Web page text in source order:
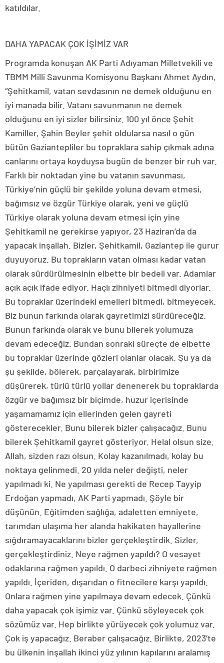
katıldılar.
DAHA YAPACAK ÇOK İŞİMİZ VAR
Programda konuşan AK Parti Adıyaman Milletvekili ve
TBMM Milli Savunma Komisyonu Başkanı Ahmet Aydın,
“Şehitkamil, vatan sevdasının ne demek olduğunu en
iyi manada bilir. Vatanı savunmanın ne demek
olduğunu en iyi sizler bilirsiniz. 100 yıl önce Şehit
Kamiller, Şahin Beyler şehit oldularsa nasıl o gün
bütün Gaziantepliler bu topraklara sahip çıkmak adına
canlarını ortaya koyduysa bugün de benzer bir ruh var.
Farklı bir noktadan yine bu vatanın savunması,
Türkiye’nin güçlü bir şekilde yoluna devam etmesi,
bağımsız ve özgür Türkiye olarak, yeni ve güçlü
Türkiye olarak yoluna devam etmesi için yine
Şehitkamil ne gerekirse yapıyor, 23 Haziran’da da
yapacak inşallah. Bizler, Şehitkamil, Gaziantep ile gurur
duyuyoruz. Bu toprakların vatan olması kadar vatan
olarak sürdürülmesinin elbette bir bedeli var. Adamlar
açık açık ifade ediyor. Haçlı zihniyeti bitmedi diyorlar.
Bu topraklar üzerindeki emelleri bitmedi, bitmeyecek.
Biz bunun farkında olarak gayretimizi sürdüreceğiz.
Bunun farkında olarak ve bunu bilerek yolumuza
devam edeceğiz. Bundan sonraki süreçte de elbette
bu topraklar üzerinde gözleri olanlar olacak. Şu ya da
şu şekilde, bölerek, parçalayarak, birbirimize
düşürerek, türlü türlü yollar denenerek bu topraklarda
özgür ve bağımsız bir biçimde, huzur içerisinde
yaşamamamız için ellerinden gelen gayreti
gösterecekler. Bunu bilerek bizler çalışacağız. Bunu
bilerek Şehitkamil gayret gösteriyor. Helal olsun size.
Allah, sizden razı olsun. Kolay kazanılmadı, kolay bu
noktaya gelinmedi. 20 yılda neler değişti, neler
yapılmadı ki. Ne yapılması gerekti de Recep Tayyip
Erdoğan yapmadı, AK Parti yapmadı. Şöyle bir
düşünün. Eğitimden sağlığa, adaletten emniyete,
tarımdan ulaşıma her alanda hakikaten hayallerine
sığdıramayacaklarını bizler gerçekleştirdik. Sizler,
gerçekleştirdiniz. Neye rağmen yapıldı? O vesayet
odaklarına rağmen yapıldı. O darbeci zihniyete rağmen
yapıldı. İçeriden, dışarıdan o fitnecilere karşı yapıldı.
Onlara rağmen yine yapılmaya devam edecek. Çünkü
daha yapacak çok işimiz var. Çünkü söyleyecek çok
sözümüz var. Hep birlikte yürüyecek çok yolumuz var.
Çok iş yapacağız. Beraber çalışacağız. Birlikte, 2023’te
bu ülkenin inşallah ikinci yüz yılının kapılarını aralamış